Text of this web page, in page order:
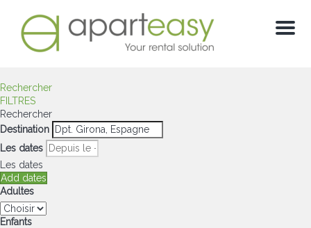
Menu
Rechercher
FILTRES
Rechercher
Destination
Les dates
Les dates
Add dates
Adultes
Enfants